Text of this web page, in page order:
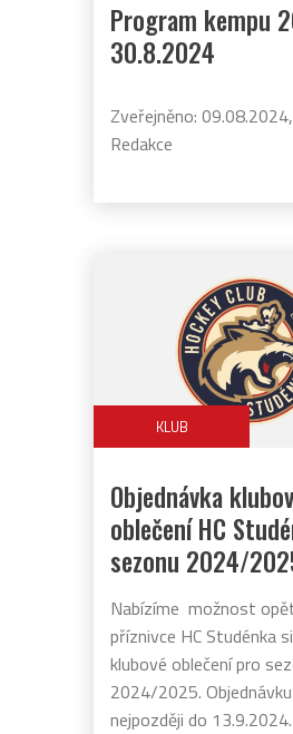
Program kempu
30.8.2024
Zveřejněno: 09.08.2024,
Redakce
KLUB
Objednávka
oblečení HC
sezonu 2024/
Nabízíme možnost
příznivce HC Studénka
klubové oblečení pro
2024/2025.
nejpozději do 13.9.2024.